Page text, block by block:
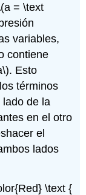
= \text
variables,
contiene
. Esto
términos
lado de la
en el otro
el
lados
\text {